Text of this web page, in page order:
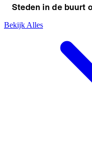
Steden in de buurt
Bekijk Alles